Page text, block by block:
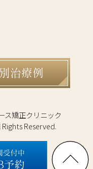
治療例
ス矯正クリニック
Rights Reserved.